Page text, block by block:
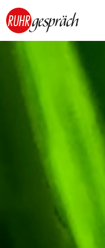
Skip to main content